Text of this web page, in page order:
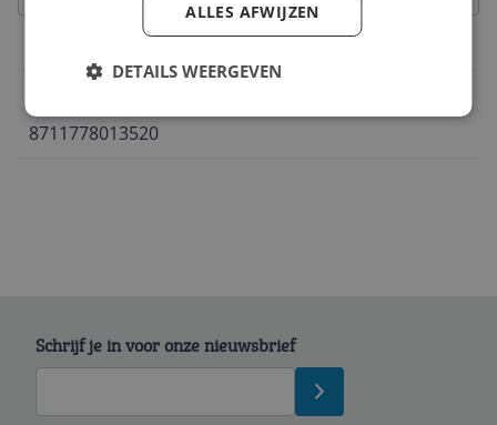
8711778013520
Schrijf je in voor onze nieuwsbrief
ALLES AFWIJZEN
DETAILS WEERGEVEN